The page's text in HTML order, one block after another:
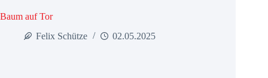
Baum auf Tor
Felix Schütze
02.05.2025